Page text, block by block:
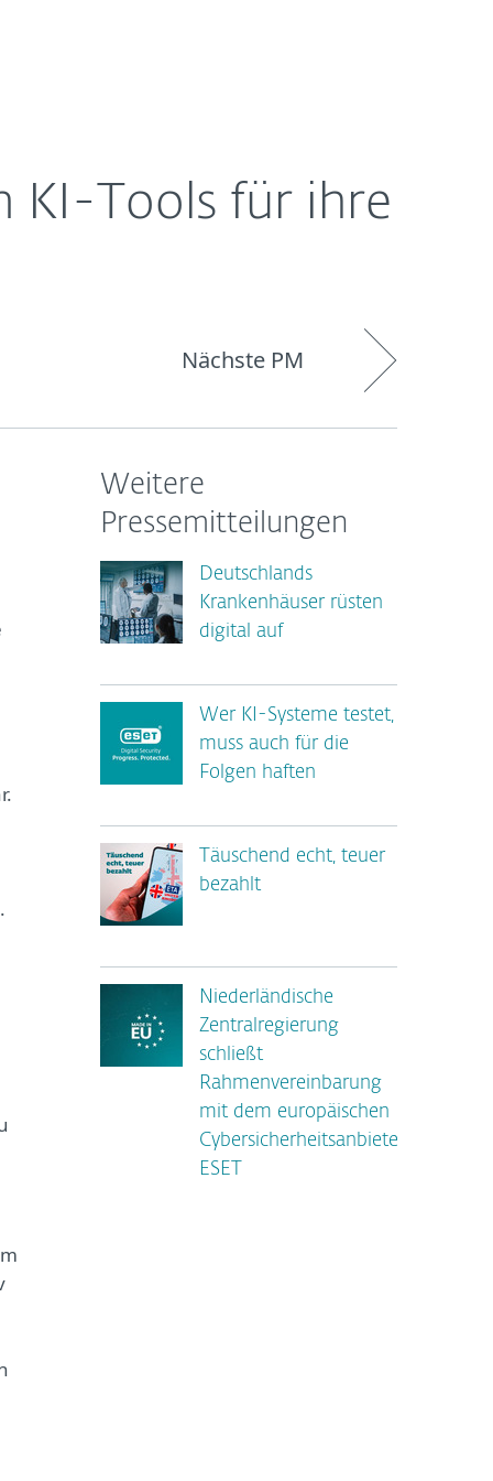
KI-Tools für ihre
Nächste PM
Weitere
Pressemitteilungen
Deutschlands
Krankenhäuser rüsten
digital auf
Wer KI-Systeme testet,
muss auch für die
Folgen haften
Täuschend echt, teuer
bezahlt
Niederländische
Zentralregierung
schließt
Rahmenvereinbarung
mit dem europäischen
Cybersicherheitsanbieter
ESET